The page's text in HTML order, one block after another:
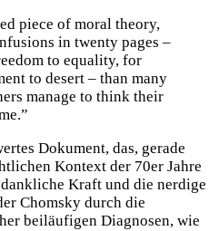
piece of moral theory,
in twenty pages –
to equality, for
to desert – than many
manage to think their
Dokument, das, gerade
Kontext der 70er Jahre
Kraft und die nerdige
Chomsky durch die
beiläufigen Diagnosen, wie